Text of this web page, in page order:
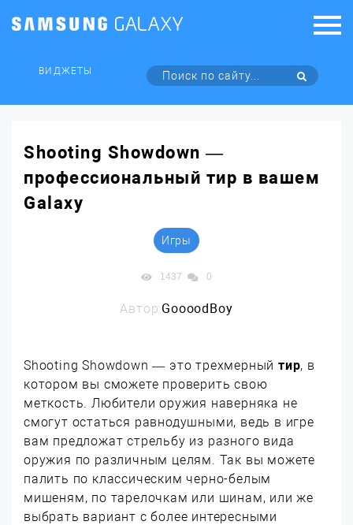
ВИДЖЕТЫ
Shooting Showdown —
профессиональный тир в вашем
Galaxy
Игры
1437 0
Автор:GoooodBoy
Shooting Showdown — это трехмерный тир, в
котором вы сможете проверить свою
меткость. Любители оружия наверняка не
смогут остаться равнодушными, ведь в игре
вам предложат стрельбу из разного вида
оружия по различным целям. Так вы можете
палить по классическим черно-белым
мишеням, по тарелочкам или шинам, или же
выбрать вариант с более интересными